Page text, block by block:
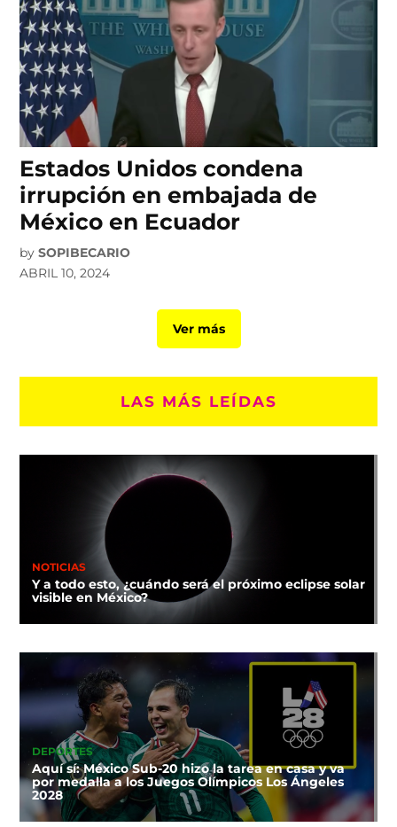
Estados Unidos condena
irrupción en embajada de
México en Ecuador
by SOPIBECARIO
ABRIL 10, 2024
Ver más
LAS MÁS LEÍDAS
NOTICIAS
Y a todo esto, ¿cuándo será el próximo eclipse solar
visible en México?
DEPORTES
Aquí sí: México Sub-20 hizo la tarea en casa y va
por medalla a los Juegos Olímpicos Los Ángeles
2028